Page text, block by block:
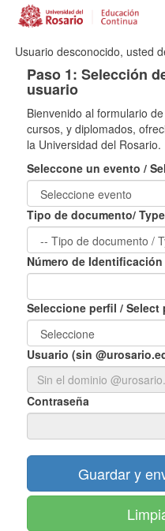
Usuario desconocido, usted
Paso 1: Selección
usuario
Bienvenido al formulario
cursos, y diplomados,
la Universidad del Rosario.
Seleccone un evento /
Tipo de documento/
Número de Identificación
Seleccione perfil / Select
Usuario (sin
Contraseña